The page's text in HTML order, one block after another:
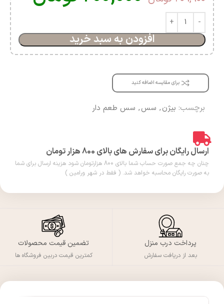
افزودن به سبد خرید
برای مقایسه اضافه کنید
برچسب: بیژن, سس, سس طعم دار
ارسال رایگان برای سفارش های بالای 800 هزار تومان
چنان چه جمع صورت حساب شما بالای 800 هزارتومان شود هزینه ارسال برای شما
به صورت رایگان محاسبه خواهد شد. ( فقط در شهر ورامین )
پرداخت درب منزل
بعد از دریافت سفارش
تضمین قیمت محصولات
کمترین قیمت دربین فروشگاه ها